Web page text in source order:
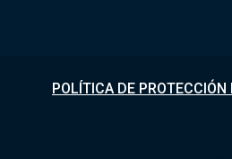
POLÍTICA DE